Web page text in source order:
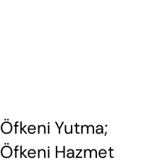
Öfkeni Yutma;
Öfkeni Hazmet!